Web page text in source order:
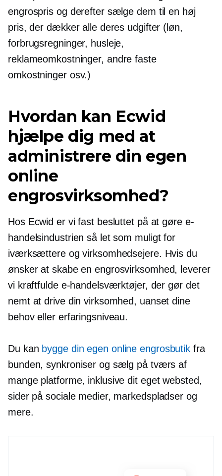
engrospris og derefter sælge dem til en høj
pris, der dækker alle deres udgifter (løn,
forbrugsregninger, husleje,
reklameomkostninger, andre faste
omkostninger osv.)
Hvordan kan Ecwid
hjælpe dig med at
administrere din egen
online
engrosvirksomhed?
Hos Ecwid er vi fast besluttet på at gøre e-
handelsindustrien så let som muligt for
iværksættere og virksomhedsejere. Hvis du
ønsker at skabe en engrosvirksomhed, leverer
vi kraftfulde e-handelsværktøjer, der gør det
nemt at drive din virksomhed, uanset dine
behov eller erfaringsniveau.
Du kan bygge din egen online engrosbutik fra
bunden, synkroniser og sælg på tværs af
mange platforme, inklusive dit eget websted,
sider på sociale medier, markedspladser og
mere.